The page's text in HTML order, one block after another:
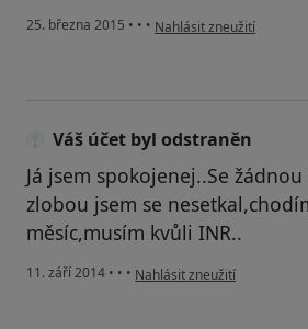
25. března 2015 • • • podle názoru uživatele
Nahlásit zneužití
Váš účet byl odstraněn
Já jsem spokojenej..Se
zlobou jsem se
měsíc,musím kvůli INR..
11. září 2014 • • • podle názoru uživatele Váš
Nahlásit zneužití